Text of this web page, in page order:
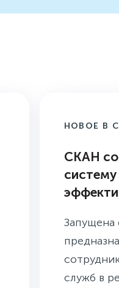
НОВОЕ В
СКАН
Запущена
служб в